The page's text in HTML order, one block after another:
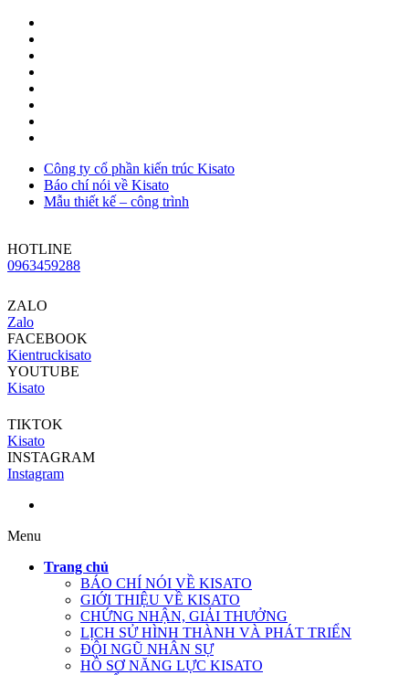
Công ty cổ phần kiến trúc Kisato
Báo chí nói về Kisato
Mẫu thiết kế – công trình
HOTLINE
0963459288
ZALO
Zalo
FACEBOOK
Kientruckisato
YOUTUBE
Kisato
TIKTOK
Kisato
INSTAGRAM
Instagram
Menu
Trang chủ
BÁO CHÍ NÓI VỀ KISATO
GIỚI THIỆU VỀ KISATO
CHỨNG NHẬN, GIẢI THƯỞNG
LỊCH SỬ HÌNH THÀNH VÀ PHÁT TRIỂN
ĐỘI NGŨ NHÂN SỰ
HỒ SƠ NĂNG LỰC KISATO